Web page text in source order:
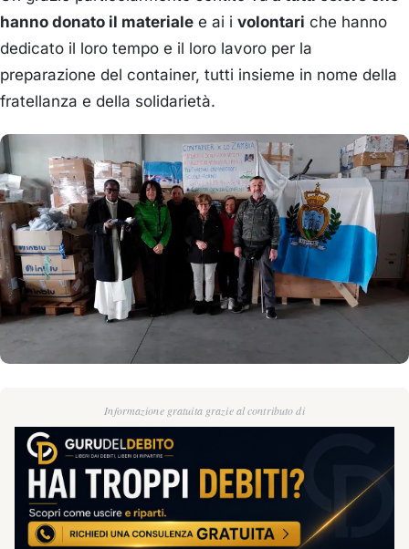
hanno donato il materiale e ai i volontari che hanno
dedicato il loro tempo e il loro lavoro per la
preparazione del container, tutti insieme in nome della
fratellanza e della solidarietà.
Informazione gratuita grazie al contributo di